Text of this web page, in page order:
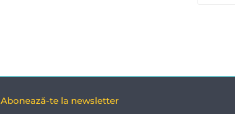
Abonează-te la newsletter